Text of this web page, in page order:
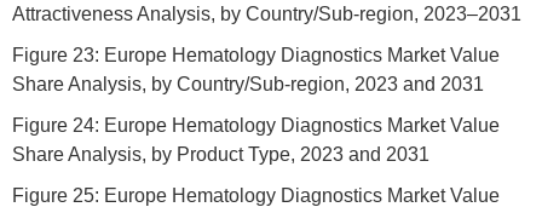
Attractiveness Analysis, by Country/Sub-region, 2023–2031
Figure 23: Europe Hematology Diagnostics Market Value
Share Analysis, by Country/Sub-region, 2023 and 2031
Figure 24: Europe Hematology Diagnostics Market Value
Share Analysis, by Product Type, 2023 and 2031
Figure 25: Europe Hematology Diagnostics Market Value